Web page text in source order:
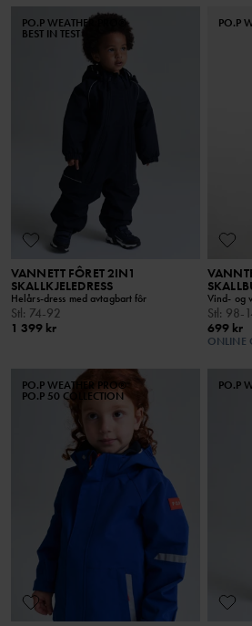
PO.P WEATHER PRO®
BEST IN TEST
VANNETT FÔRET 2IN1
SKALLKJELEDRESS
Helårs-dress med avtagbart fôr
Stl: 74-92
1 399 kr
PO.P
Vind- og
Stl: 98-
699 kr
ONLINE
PO.P WEATHER PRO®
PO.P 50 COLLECTION
PO.P